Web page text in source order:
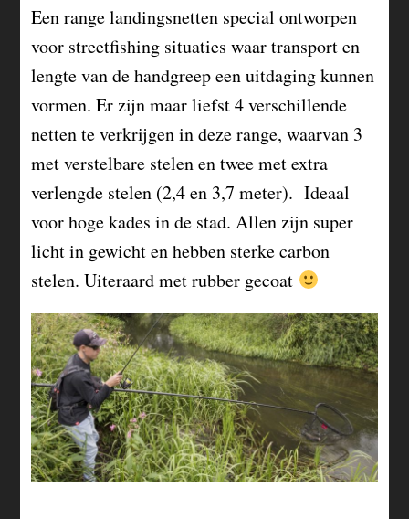
Een range landingsnetten special ontworpen
voor streetfishing situaties waar transport en
lengte van de handgreep een uitdaging kunnen
vormen. Er zijn maar liefst 4 verschillende
netten te verkrijgen in deze range, waarvan 3
met verstelbare stelen en twee met extra
verlengde stelen (2,4 en 3,7 meter). Ideaal
voor hoge kades in de stad. Allen zijn super
licht in gewicht en hebben sterke carbon
stelen. Uiteraard met rubber gecoat